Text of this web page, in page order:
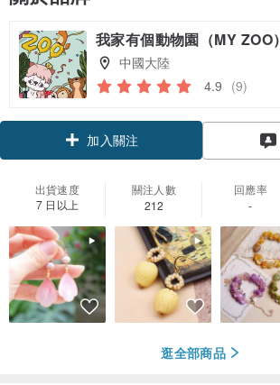
我家有個動物園（MY ZOO）
中國大陸
4.9 (9)
加入關注
出貨速度
7 日以上
關注人數
212
回應率
-
逛全部商品